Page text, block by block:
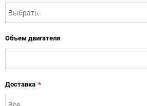
Объем двигателя
Доставка *